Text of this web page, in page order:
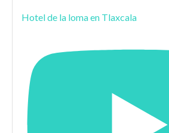
Hotel de la loma en Tlaxcala